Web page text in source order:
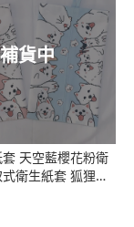
補貨中
天空藍櫻花粉衛
衛生紙套 狐狸犬
交換禮物